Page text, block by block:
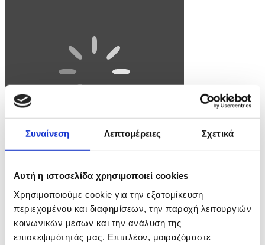
Συναίνεση Λεπτομέρειες Σχετικά
Αυτή η ιστοσελίδα χρησιμοποιεί cookies
Χρησιμοποιούμε cookie για την εξατομίκευση
περιεχομένου και διαφημίσεων, την παροχή λειτουργιών
κοινωνικών μέσων και την ανάλυση της
επισκεψιμότητάς μας. Επιπλέον, μοιραζόμαστε
Φωτογραφία: DAREK DELMANOWICZ
epa12055841 A general view of St. Peter's Square during the funeral
Mass for Pope Francis in Vatican City, 26 April 2025. Pope Francis
passed away on Easter Monday, 21 April 2025, at the age of 88.
EPA/DAREK DELMANOWICZ POLAND OUT